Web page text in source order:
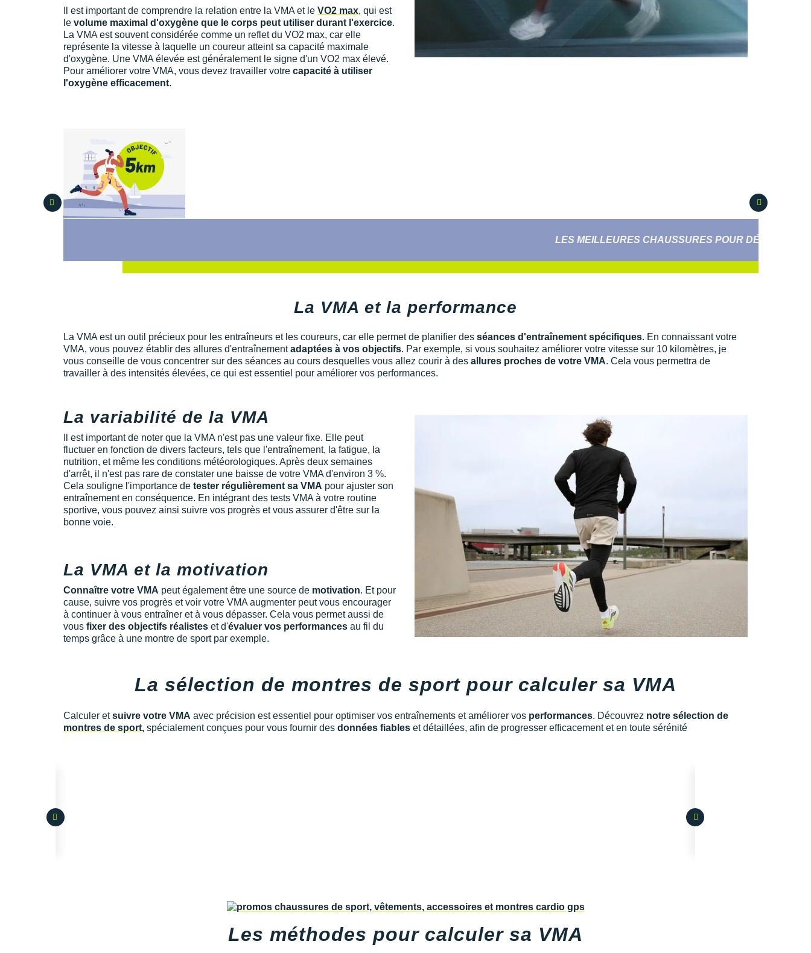
Il est important de comprendre la relation entre la VMA et le VO2 max, qui est
le volume maximal d'oxygène que le corps peut utiliser durant l'exercice.
La VMA est souvent considérée comme un reflet du VO2 max, car elle
représente la vitesse à laquelle un coureur atteint sa capacité maximale
d'oxygène. Une VMA élevée est généralement le signe d'un VO2 max élevé.
Pour améliorer votre VMA, vous devez travailler votre capacité à utiliser
l'oxygène efficacement.
LES MEILLEURES CHAUSSURES POUR DÉBUTER LE
La VMA et la performance
La VMA est un outil précieux pour les entraîneurs et les coureurs, car elle permet de planifier des séances d'entraînement spécifiques. En connaissant votre
VMA, vous pouvez établir des allures d'entraînementadaptées à vos objectifs. Par exemple, si vous souhaitez améliorer votre vitesse sur 10 kilomètres, je
vous conseille de vous concentrer sur des séances au cours desquelles vous allez courir à des allures proches de votre VMA. Cela vous permettra de
travailler à des intensités élevées, ce qui est essentiel pour améliorer vos performances.
La variabilité de la VMA
Il est important de noter que la VMA n'est pas une valeur fixe. Elle peut
fluctuer en fonction de divers facteurs, tels que l'entraînement, la fatigue, la
nutrition, et même les conditions météorologiques. Après deux semaines
d'arrêt, il n'est pas rare de constater une baisse de votre VMA d'environ 3 %.
Cela souligne l'importance de tester régulièrement sa VMA pour ajuster son
entraînement en conséquence. En intégrant des tests VMA à votre routine
sportive, vous pouvez ainsi suivre vos progrès et vous assurer d'être sur la
bonne voie.
La VMA et la motivation
Connaître votre VMA peut également être une source de motivation. Et pour
cause, suivre vos progrès et voir votre VMA augmenter peut vous encourager
à continuer à vous entraîner et à vous dépasser. Cela vous permet aussi de
vous fixer des objectifs réalistes et d'évaluer vos performances au fil du
temps grâce à une montre de sport par exemple.
La sélection de montres de sport pour calculer sa VMA
Calculer etsuivre votre VMA avec précision est essentiel pour optimiser vos entraînements et améliorer vos performances. Découvrez notre sélection de
montres de sport, spécialement conçues pour vous fournir des données fiables et détaillées, afin de progresser efficacement et en toute sérénité
Les méthodes pour calculer sa VMA